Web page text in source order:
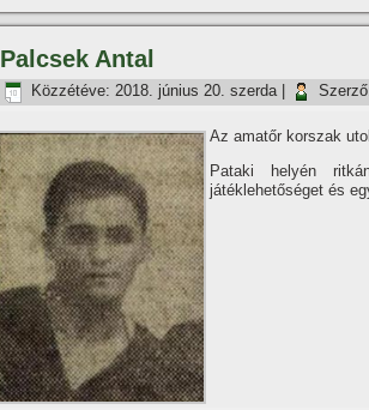
Palcsek Antal
Közzétéve: 2018. június 20. szerda|
Az amatőr korszak
Pataki helyén
játéklehetőséget és